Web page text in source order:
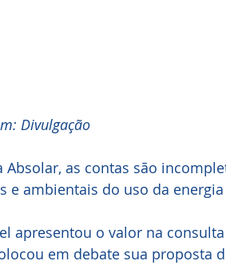
Divulgação
Absolar, as contas são
e ambientais do uso da
apresentou o valor na
em debate sua proposta